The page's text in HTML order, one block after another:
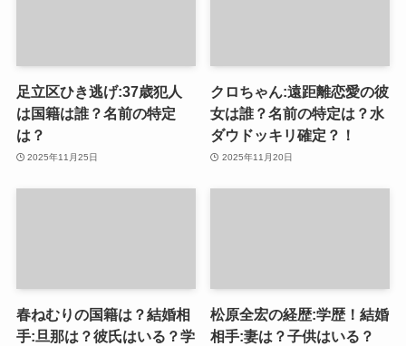
足立区ひき逃げ:37歳犯人
は国籍は誰？名前の特定
は？
2025年11月25日
クロちゃん:遠距離恋愛の彼
女は誰？名前の特定は？水
ダウドッキリ確定？！
2025年11月20日
春ねむりの国籍は？結婚相
手:旦那は？彼氏はいる？学
松原全宏の経歴:学歴！結婚
相手:妻は？子供はいる？